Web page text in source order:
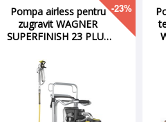
-49% -50%
Acumulator Milwaukee
18V 2Ah, M18B2